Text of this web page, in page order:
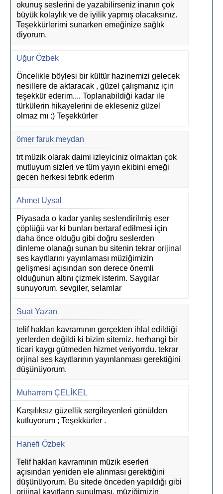
okunuş seslerini de yazabilirseniz inanın çok
büyük kolaylık ve de iyilik yapmış olacaksınız.
Teşekkürlerimi sunarken emeğinize sağlık
diyorum.
Uğur Özbek
Öncelikle böylesi bir kültür hazinemizi gelecek
nesillere de aktaracak , güzel çalışmanız için
teşekkür ederim.... Toplanabildiği kadar ile
türkülerin hikayelerini de ekleseniz güzel
olmaz mı :) Teşekkürler
ömer faruk meydan
trt müzik olarak daimi izleyiciniz olmaktan çok
mutluyum sizleri ve tüm yayın ekibini emeği
gecen herkesi tebrik ederim
Ahmet Uysal
Piyasada o kadar yanlış seslendirilmiş eser
çöplüğü var ki bunları bertaraf edilmesi için
daha önce olduğu gibi doğru seslerden
dinleme olanağı sunan bu sitenin tekrar orijinal
ses kayıtlarını yayınlaması müziğimizin
gelişmesi açısından son derece önemli
olduğunun altını çizmek isterim. Saygılar
sunuyorum. sevgiler, selamlar
Suat Yazan
telif hakları kavramının gerçekten ihlal edildiği
yerlerden değildi ki bizim sitemiz. herhangi bir
ticari kaygı gütmeden hizmet veriyorrdu. tekrar
orjinal ses kayıtlarının yayınlanması gerektiğini
düşünüyorum.
Muharrem ÇELİKEL
Karşılıksız güzellik sergileyenleri gönülden
kutluyorum ; Teşekkürler .
Hanefi Özbek
Telif hakları kavramının müzik eserleri
açısından yeniden ele alınması gerektiğini
düşünüyorum. Bu sitede önceden yapıldığı gibi
orijinal kayıtların sunulması, müziğimizin